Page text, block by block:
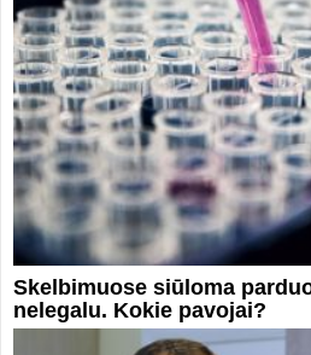
Skelbimuose siūloma
nelegalu. Kokie pavojai?